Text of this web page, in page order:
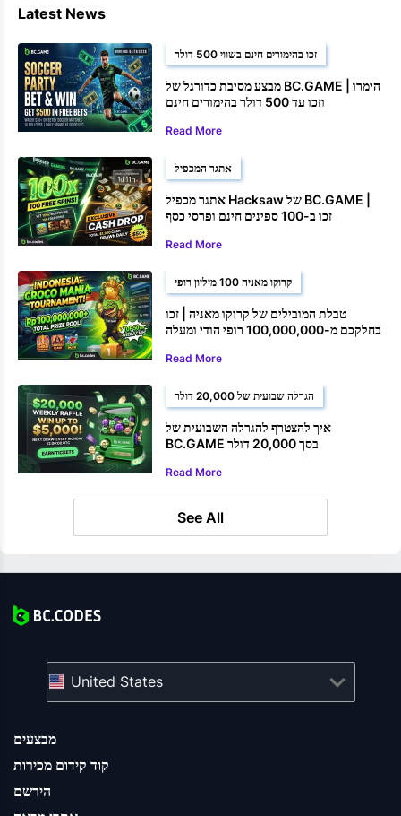
Latest News
זכו בהימורים חינם בשווי 500 דולר
מבצע מסיבת כדורגל של BC.GAME | הימרו
וזכו עד 500 דולר בהימורים חינם
Read More
אתגר המכפיל
אתגר מכפיל Hacksaw של BC.GAME |
זכו ב-100 ספינים חינם ופרסי כסף
Read More
קרוקו מאניה 100 מיליון רופי
טבלת המובילים של קרוקו מאניה | זכו
בחלקכם מ-100,000,000 רופי הודי ומעלה
Read More
הגרלה שבועית של 20,000 דולר
איך להצטרף להגרלה השבועית של
BC.GAME בסך 20,000 דולר
Read More
See All
מבצעים
קוד קידום מכירות
הירשם
United States